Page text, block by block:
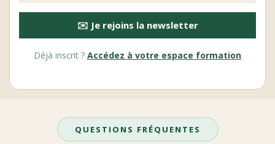
✉️ Je rejoins la newsletter
Déjà inscrit ? Accédez à votre espace formation
QUESTIONS FRÉQUENTES